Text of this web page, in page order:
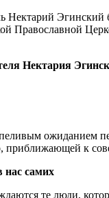
Нектарий
Православной
Нектария
ожиданием
приближающей к
нас самих
те люди,